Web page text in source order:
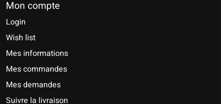
Mon compte
Login
Wish list
Mes informations
Mes commandes
Mes demandes
Suivre la livraison